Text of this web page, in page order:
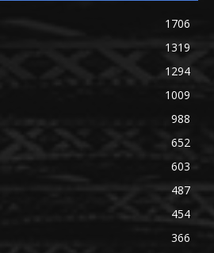
1706
1319
1294
1009
988
652
603
487
454
366